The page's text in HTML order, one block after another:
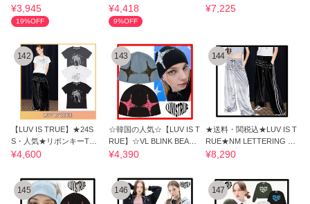
ECKLACE KK6B0999
¥3,945
19%OFF
550
¥4,418
9%OFF
ィスカート
¥7,225
142
【LUV IS TRUE】★24S
S・人気★リボンキーTシ
ャツ
¥4,600
143
☆韓国の人気☆【LUV IS T
RUE】☆VL BLINK BEANI.
E☆ビーニー☆
¥4,390
144
★送料・関税込★LUV IS T
RUE★NM LETTERING PA
NTS★
¥8,290
145 146 147